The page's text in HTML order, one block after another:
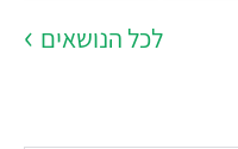
לכל הנושאים